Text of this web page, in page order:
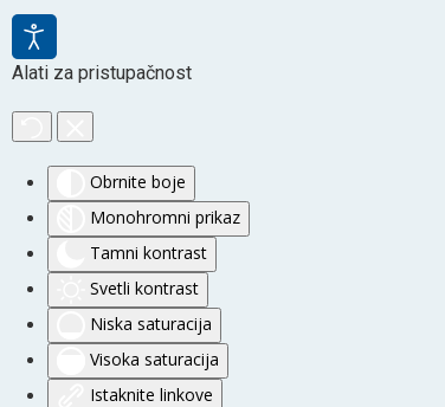
Alati za pristupačnost
Obrnite boje
Monohromni prikaz
Tamni kontrast
Svetli kontrast
Niska saturacija
Visoka saturacija
Istaknite linkove